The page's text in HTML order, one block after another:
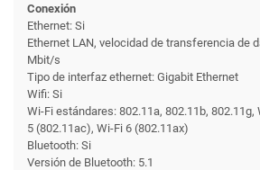
Conexión
Ethernet: Si
Ethernet LAN, velocidad de transferencia de
Mbit/s
Tipo de interfaz ethernet: Gigabit Ethernet
Wifi: Si
Wi-Fi estándares: 802.11a, 802.11b, 802.11g,
5 (802.11ac), Wi-Fi 6 (802.11ax)
Bluetooth: Si
Versión de Bluetooth: 5.1